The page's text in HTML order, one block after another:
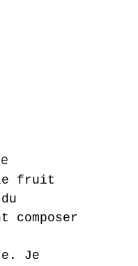
le fruit
Je